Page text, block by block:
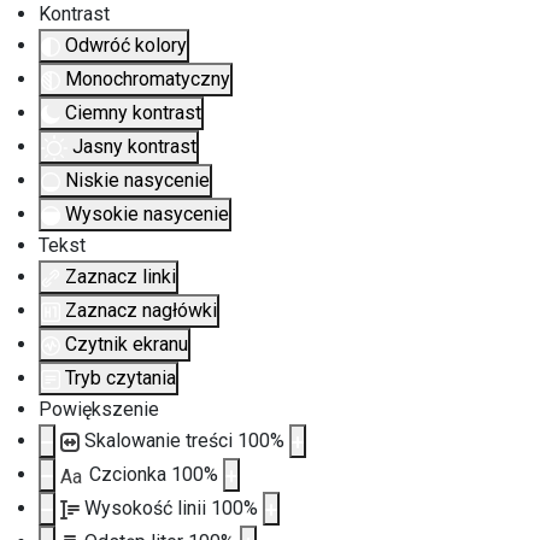
Kontrast
Odwróć kolory
Monochromatyczny
Ciemny kontrast
Jasny kontrast
Niskie nasycenie
Wysokie nasycenie
Tekst
Zaznacz linki
Zaznacz nagłówki
Czytnik ekranu
Tryb czytania
Powiększenie
Skalowanie treści 100%
Aa Czcionka 100%
Wysokość linii 100%